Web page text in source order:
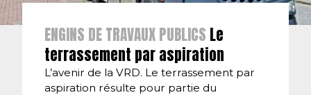
ENGINS DE TRAVAUX PUBLICS Le
terrassement par aspiration
L’avenir de la VRD. Le terrassement par
aspiration résulte pour partie du